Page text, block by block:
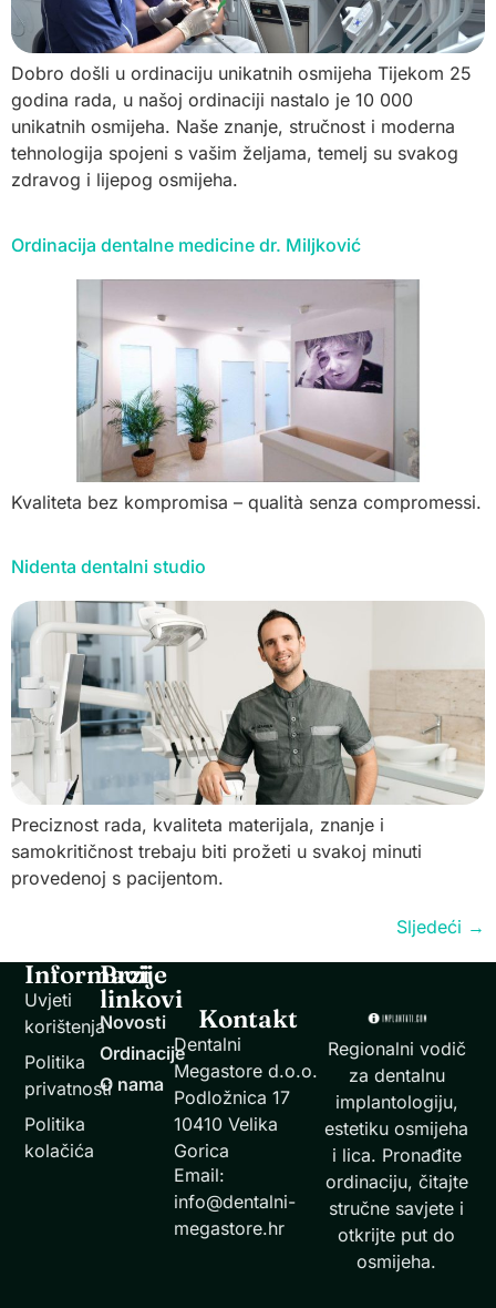
Dobro došli u ordinaciju unikatnih osmijeha Tijekom 25
godina rada, u našoj ordinaciji nastalo je 10 000
unikatnih osmijeha. Naše znanje, stručnost i moderna
tehnologija spojeni s vašim željama, temelj su svakog
zdravog i lijepog osmijeha.
Ordinacija dentalne medicine dr. Miljković
Kvaliteta bez kompromisa – qualità senza compromessi.
Nidenta dentalni studio
Preciznost rada, kvaliteta materijala, znanje i
samokritičnost trebaju biti prožeti u svakoj minuti
provedenoj s pacijentom.
Sljedeći →
Regionalni vodič
za dentalnu
implantologiju,
estetiku osmijeha
i lica. Pronađite
ordinaciju, čitajte
stručne savjete i
otkrijte put do
osmijeha.
Informacije
Uvjeti
korištenja
Politika
privatnosti
Politika
kolačića
Brzi
linkovi
Novosti
Ordinacije
O nama
Kontakt
Dentalni
Megastore d.o.o.
Podložnica 17
10410 Velika
Gorica
Email:
info@dentalni-
megastore.hr